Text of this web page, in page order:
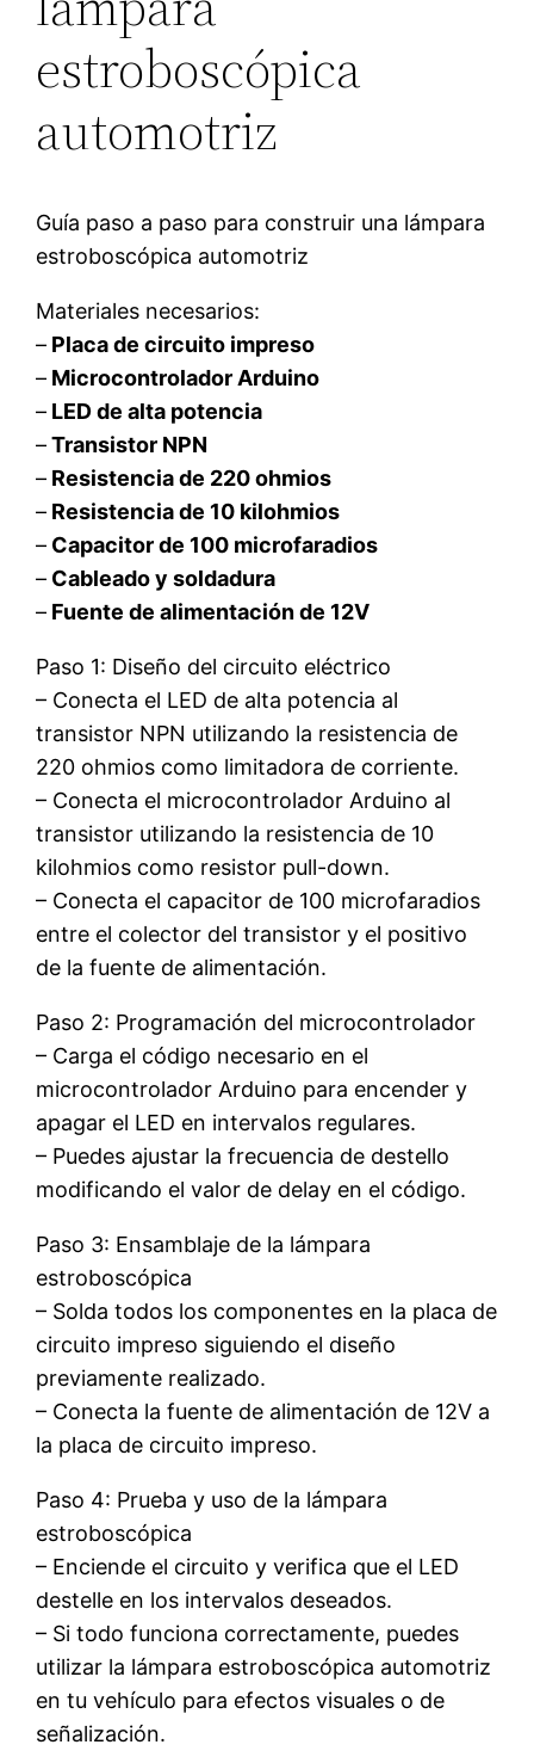
estroboscópica
automotriz
Guía paso a paso para construir una lámpara
estroboscópica automotriz
Materiales necesarios:
– Placa de circuito impreso
– Microcontrolador Arduino
– LED de alta potencia
–Transistor NPN
– Resistencia de 220 ohmios
– Resistencia de 10 kilohmios
– Capacitor de 100 microfaradios
– Cableado y soldadura
– Fuente de alimentación de 12V
Paso 1: Diseño del circuito eléctrico
– Conecta el LED de alta potencia al
transistor NPN utilizando la resistencia de
220 ohmios como limitadora de corriente.
– Conecta el microcontrolador Arduino al
transistor utilizando la resistencia de 10
kilohmios como resistor pull-down.
– Conecta el capacitor de 100 microfaradios
entre el colector del transistor y el positivo
de la fuente de alimentación.
Paso 2: Programación del microcontrolador
– Carga el código necesario en el
microcontrolador Arduino para encender y
apagar el LED en intervalos regulares.
– Puedes ajustar la frecuencia de destello
modificando el valor de delay en el código.
Paso 3: Ensamblaje de la lámpara
estroboscópica
– Solda todos los componentes en la placa de
circuito impreso siguiendo el diseño
previamente realizado.
– Conecta la fuente de alimentación de 12V a
la placa de circuito impreso.
Paso 4: Prueba y uso de la lámpara
estroboscópica
– Enciende el circuito y verifica que el LED
destelle en los intervalos deseados.
– Si todo funciona correctamente, puedes
utilizar la lámpara estroboscópica automotriz
en tu vehículo para efectos visuales o de
señalización.